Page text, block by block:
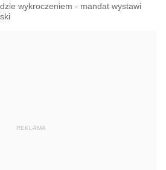
wykroczeniem - mandat wystawi